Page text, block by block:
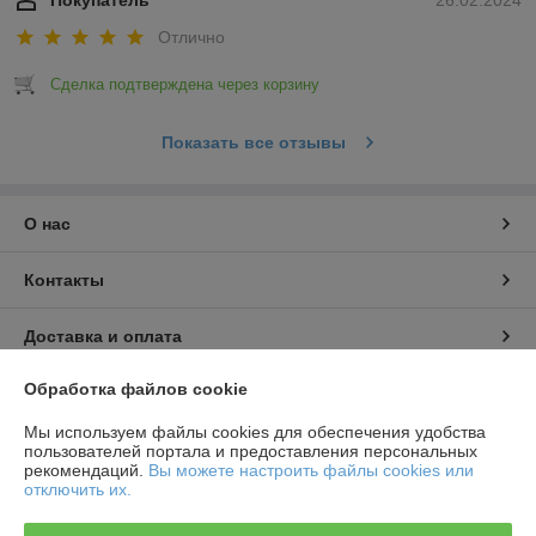
фигурки, с помощью которой он сможет дополнить свою
любимую коллекцию или просто погрузится в увлекательную
Отлично
Сделка подтверждена через корзину
Показать все отзывы
О нас
Контакты
Доставка и оплата
График работы
Полная версия сайта
Обработка файлов cookie
Мы используем файлы cookies для обеспечения удобства
пользователей портала и предоставления персональных
рекомендаций. Вы можете настроить файлы cookies или
отключить их.